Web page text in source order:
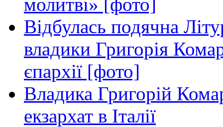
Відбулась подячна
владики Григорія
єпархії [фото]
Владика Григорій
екзархат в Італії